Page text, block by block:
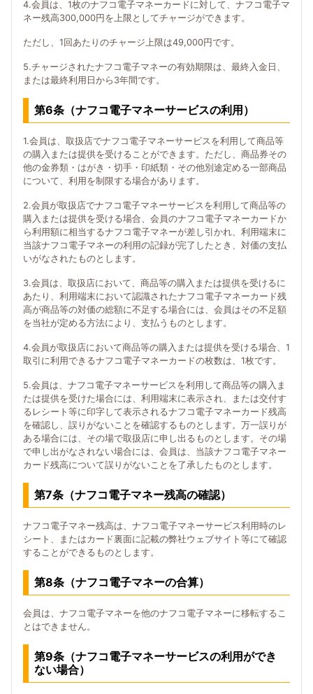
4.会員は、1枚のナフコ電子マネーカードに対して、ナフコ電子マ
ネー残高300,000円を上限としてチャージができます。
ただし、1回あたりのチャージ上限は49,000円です。
5.チャージされたナフコ電子マネーの有効期限は、最終入金日、
または最終利用日から3年間です。
第6条（ナフコ電子マネーサービスの利用）
1.会員は、取扱店でナフコ電子マネーサービスを利用して商品等
の購入または提供を受けることができます。ただし、商品券その
他の金券類・はがき・切手・印紙類・その他別途定める一部商品
について、利用を制限する場合があります。
2.会員が取扱店でナフコ電子マネーサービスを利用して商品等の
購入または提供を受ける場合、会員のナフコ電子マネーカードか
ら利用額に相当するナフコ電子マネーが差し引かれ、利用端末に
当該ナフコ電子マネーの利用の記録が完了したとき、対価の支払
いがなされたものとします。
3.会員は、取扱店において、商品等の購入または提供を受けるに
あたり、利用端末において認識されたナフコ電子マネーカード残
高が商品等の対価の総額に不足する場合には、会員はその不足額
を当社が定める方法により、支払うものとします。
4.会員が取扱店において商品等の購入または提供を受ける場合、1
取引に利用できるナフコ電子マネーカードの枚数は、1枚です。
5.会員は、ナフコ電子マネーサービスを利用して商品等の購入ま
たは提供を受けた場合には、利用端末に表示され、または交付す
るレシート等に印字して表示されるナフコ電子マネーカード残高
を確認し、誤りがないことを確認するものとします。万一誤りが
ある場合には、その場で取扱店に申し出るものとします。その場
で申し出がなされない場合には、会員は、当該ナフコ電子マネー
カード残高について誤りがないことを了承したものとします。
第7条（ナフコ電子マネー残高の確認）
ナフコ電子マネー残高は、ナフコ電子マネーサービス利用時のレ
シート、またはカード裏面に記載の弊社ウェブサイト等にて確認
することができるものとします。
第8条（ナフコ電子マネーの合算）
会員は、ナフコ電子マネーを他のナフコ電子マネーに移転するこ
とはできません。
第9条（ナフコ電子マネーサービスの利用ができ
ない場合）